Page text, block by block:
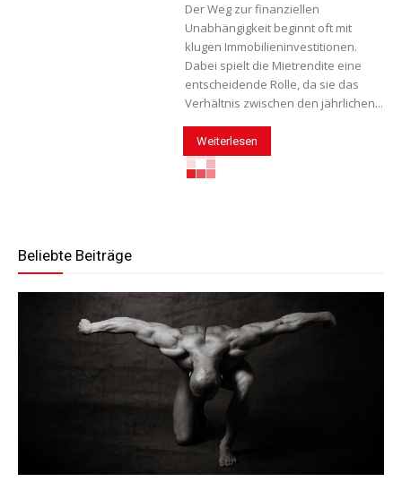
Der Weg zur finanziellen
Unabhängigkeit beginnt oft mit
klugen Immobilieninvestitionen.
Dabei spielt die Mietrendite eine
entscheidende Rolle, da sie das
Verhältnis zwischen den jährlichen...
Weiterlesen
Beliebte Beiträge